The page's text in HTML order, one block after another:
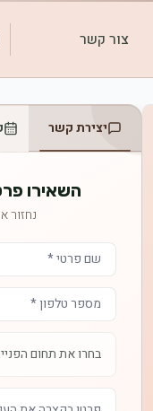
צור קשר
יצירת קשר
השאירו
נחזור